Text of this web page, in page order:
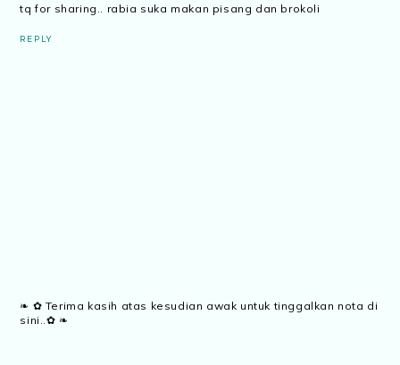
tq for sharing.. rabia suka makan pisang dan brokoli
REPLY
❧ ✿ Terima kasih atas kesudian awak untuk tinggalkan nota di
sini..✿ ❧